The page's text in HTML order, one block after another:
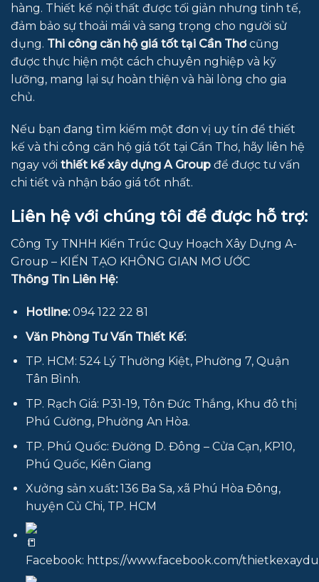
hàng. Thiết kế nội thất được tối giản nhưng tinh tế,
đảm bảo sự thoải mái và sang trọng cho người sử
dụng. Thi công căn hộ giá tốt tại Cần Thơcũng
được thực hiện một cách chuyên nghiệp và kỹ
lưỡng, mang lại sự hoàn thiện và hài lòng cho gia
chủ.
Nếu bạn đang tìm kiếm một đơn vị uy tín để thiết
kế và thi công căn hộ giá tốt tại Cần Thơ, hãy liên hệ
ngay với thiết kế xây dựng A Group để được tư vấn
chi tiết và nhận báo giá tốt nhất.
Liên hệ với chúng tôi để được hỗ trợ:
Công Ty TNHH Kiến Trúc Quy Hoạch Xây Dựng A-
Group – KIẾN TẠO KHÔNG GIAN MƠ ƯỚC
Thông Tin Liên Hệ:
Hotline:094 122 22 81
Văn Phòng Tư Vấn Thiết Kế:
TP. HCM: 524 Lý Thường Kiệt, Phường 7, Quận
Tân Bình.
TP. Rạch Giá: P31-19, Tôn Đức Thắng, Khu đô thị
Phú Cường, Phường An Hòa.
TP. Phú Quốc: Đường D. Đông – Cửa Cạn, KP10,
Phú Quốc, Kiên Giang
Xưởng sản xuất:136 Ba Sa, xã Phú Hòa Đông,
huyện Củ Chi, TP. HCM
Facebook: https://www.facebook.com/